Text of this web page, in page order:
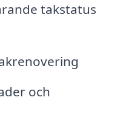
takstatus
och